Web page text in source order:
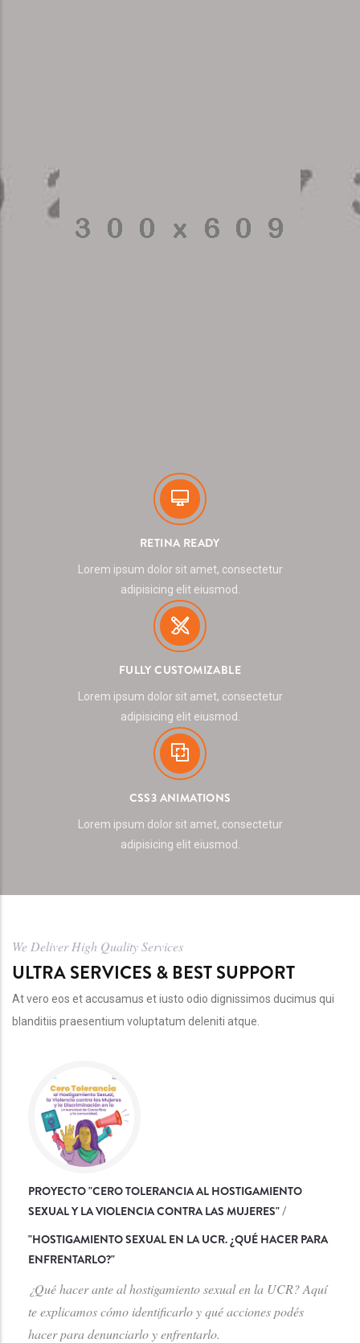
RETINA READY
Lorem ipsum dolor sit amet, consectetur
adipisicing elit eiusmod.
FULLY CUSTOMIZABLE
Lorem ipsum dolor sit amet, consectetur
adipisicing elit eiusmod.
CSS3 ANIMATIONS
Lorem ipsum dolor sit amet, consectetur
adipisicing elit eiusmod.
We Deliver High Quality Services
ULTRA SERVICES & BEST SUPPORT
At vero eos et accusamus et iusto odio dignissimos ducimus qui
blanditiis praesentium voluptatum deleniti atque.
PROYECTO "CERO TOLERANCIA AL HOSTIGAMIENTO
SEXUAL Y LA VIOLENCIA CONTRA LAS MUJERES" /
"HOSTIGAMIENTO SEXUAL EN LA UCR. ¿QUÉ HACER PARA
ENFRENTARLO?"
¿Qué hacer ante al hostigamiento sexual en la UCR? Aquí
te explicamos cómo identificarlo y qué acciones podés
hacer para denunciarlo y enfrentarlo.